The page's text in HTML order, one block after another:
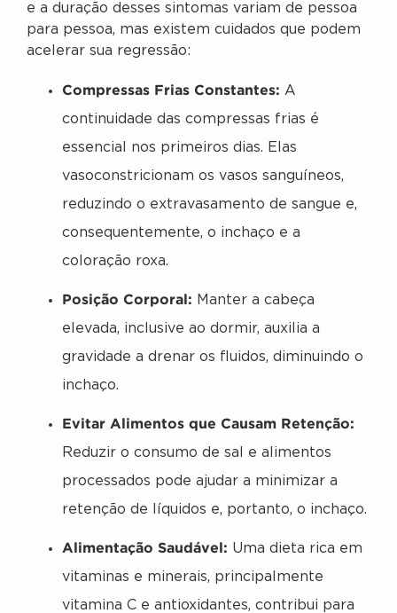
e a duração desses sintomas variam de pessoa
para pessoa, mas existem cuidados que podem
acelerar sua regressão:
Compressas Frias Constantes: A
continuidade das compressas frias é
essencial nos primeiros dias. Elas
vasoconstricionam os vasos sanguíneos,
reduzindo o extravasamento de sangue e,
consequentemente, o inchaço e a
coloração roxa.
Posição Corporal: Manter a cabeça
elevada, inclusive ao dormir, auxilia a
gravidade a drenar os fluidos, diminuindo o
inchaço.
Evitar Alimentos que Causam Retenção:
Reduzir o consumo de sal e alimentos
processados pode ajudar a minimizar a
retenção de líquidos e, portanto, o inchaço.
Alimentação Saudável: Uma dieta rica em
vitaminas e minerais, principalmente
vitamina C e antioxidantes, contribui para